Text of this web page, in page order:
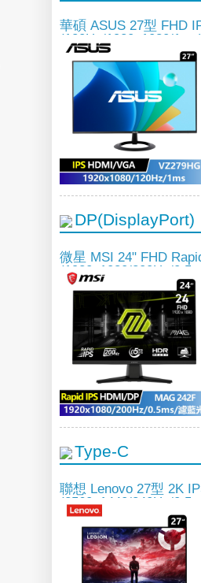
華碩 ASUS 27型 FHD
(120Hz/1920x1080/1ms)
DP(DisplayPort)
微星 MSI 24" FHD
(1920x1080/200Hz/
Type-C
聯想 Lenovo 27型 2K
(2560x1440/240Hz/